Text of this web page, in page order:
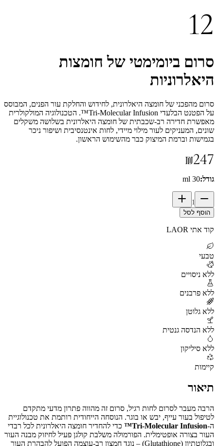
12
סרום ביומימטי של חומצות
היאלרוניות
סרום מהפכני של חומצה היאלרונית, לחידוש והחלקת עור הפנים, המבוסס
על הפטנט הבלעדי Tri-Molecular Infusion™. הטכנולוגיה המולקולרית
מאפשרת חדירה רב-שכבתית של חומצה היאלרונית בשלושה משקלים
שונים, המעניקים לעור מילוי מיידי, לחות אינטנסיבית ושיפור ניכר
בגמישות וברמת המיצוק כבר מהשימוש הראשון.
₪247
גודל:
30 ml
1
הוסף לסל
קוד אתי LAOR
טבעי
ללא ניסויים
ללא פרבנים
ללא גלוטן
ללא הנדסה גנטית
ללא סיליקון
קיימות
תיאור
הרבה מעבר לסרום לחות רגיל, סרום זה מהווה פתרון מדעי מתקדם
לטיפול בעור עייף, יבש או בוגר. הנוסחה הייחודית רותמת את טכנולוגיית
ה-Tri-Molecular Infusion™
כדי להחדיר חומצה היאלרונית לכל רבדי
העור בצורה אופטימלית. הפורמולה משלבת קולגן פעיל לחיזוק מבנה העור
ובגלוטתיון (Glutathione) – נוגד חמצון רב-עוצמה הפועל להבהרת העור